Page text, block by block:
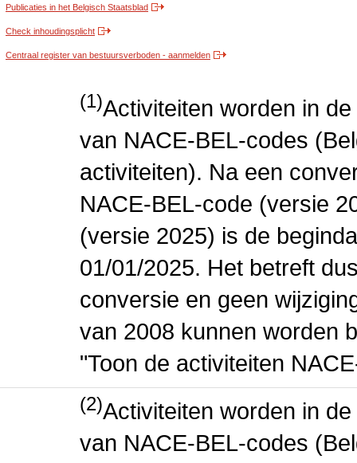
Publicaties in het Belgisch Staatsblad
Check inhoudingsplicht
Centraal register van bestuursverboden - aanmelden
(1)Activiteiten worden in
van NACE-BEL-codes
activiteiten). Na een
NACE-BEL-code (versie
(versie 2025) is de
01/01/2025. Het betreft
conversie en geen
van 2008 kunnen worden
"Toon de activiteiten
(2)Activiteiten worden in
van NACE-BEL-codes